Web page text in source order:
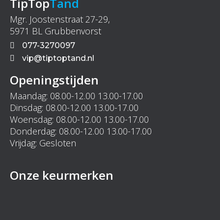
Mgr. Joostenstraat 27-29,
5971 BL Grubbenvorst
077-3270097
vip@tiptoptand.nl
Openingstijden
Maandag: 08.00-12.00 13.00-17.00
Dinsdag: 08.00-12.00 13.00-17.00
Woensdag: 08.00-12.00 13.00-17.00
Donderdag: 08.00-12.00 13.00-17.00
Vrijdag: Gesloten
Onze keurmerken